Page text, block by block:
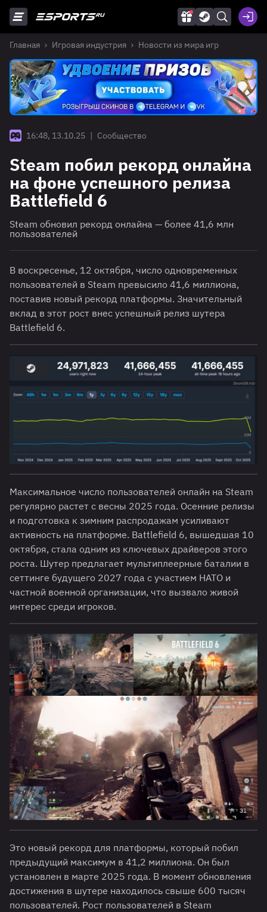
Главная Игровая индустрия Новости из мира игр
16:48, 13.10.25 | Сообщество
Steam побил рекорд онлайна
на фоне успешного релиза
Battlefield 6
Steam обновил рекорд онлайна — более 41,6 млн
пользователей
В воскресенье, 12 октября, число одновременных
пользователей в Steam превысило 41,6 миллиона,
поставив новый рекорд платформы. Значительный
вклад в этот рост внес успешный релиз шутера
Battlefield 6.
Максимальное число пользователей онлайн на Steam
регулярно растет с весны 2025 года. Осенние релизы
и подготовка к зимним распродажам усиливают
активность на платформе. Battlefield 6, вышедшая 10
октября, стала одним из ключевых драйверов этого
роста. Шутер предлагает мультиплеерные баталии в
сеттинге будущего 2027 года с участием НАТО и
частной военной организации, что вызвало живой
интерес среди игроков.
Это новый рекорд для платформы, который побил
предыдущий максимум в 41,2 миллиона. Он был
установлен в марте 2025 года. В момент обновления
достижения в шутере находилось свыше 600 тысяч
пользователей. Рост пользователей в Steam